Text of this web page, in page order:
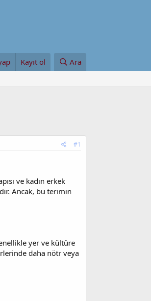
Kayıt ol Ara
#1
ve kadın erkek
Ancak, bu terimin
yer ve kültüre
daha nötr veya